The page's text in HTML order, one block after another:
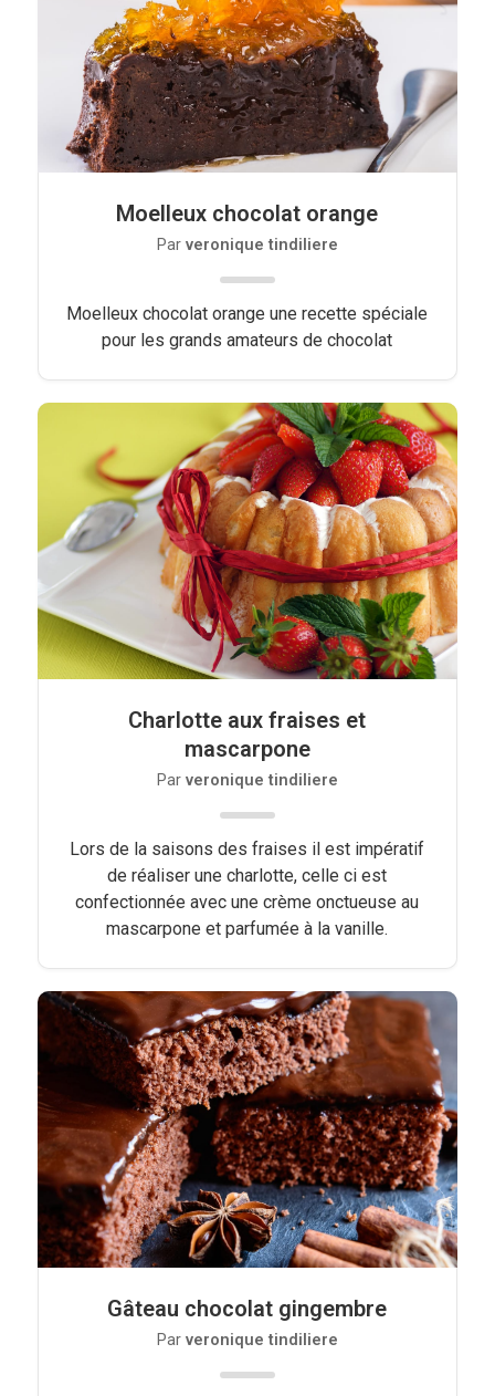
Moelleux chocolat orange
Par veronique tindiliere
Moelleux chocolat orange une recette spéciale
pour les grands amateurs de chocolat
Charlotte aux fraises et
mascarpone
Par veronique tindiliere
Lors de la saisons des fraises il est impératif
de réaliser une charlotte, celle ci est
confectionnée avec une crème onctueuse au
mascarpone et parfumée à la vanille.
Gâteau chocolat gingembre
Par veronique tindiliere